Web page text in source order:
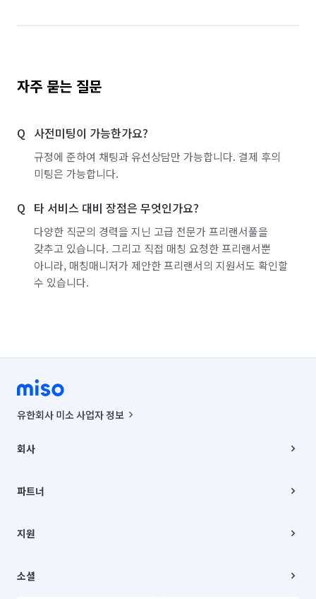
자주 묻는 질문
사전미팅이 가능한가요?
규정에 준하여 채팅과 유선상담만 가능합니다. 결제 후의
미팅은 가능합니다.
타 서비스 대비 장점은 무엇인가요?
다양한 직군의 경력을 지닌 고급 전문가 프리랜서풀을
갖추고 있습니다. 그리고 직접 매칭 요청한 프리랜서뿐
아니라, 매칭매니저가 제안한 프리랜서의 지원서도 확인할
수 있습니다.
유한회사 미소 사업자 정보
00019 |
주소 | 본사: 서울특별시 종로구 율곡로 6(중학동, 트윈트리빌딩) B동 5층
컨택센터 : 서울특별시 종로구 수송동 율곡로 24, 7층, 8층 미소
상품, 상품정보, 거래에 관한 의무와 책임은 거래당사자에게 있습니다.
언론 보도 관련 문의:
© 유한회사 미소. Miso, Inc. All Rights Reserved.
회사
채용
파트너
이사
지원
이용약관
소셜